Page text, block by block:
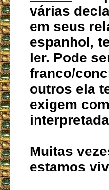
várias
em seus
espanhol,
ler. Pode
franco/
outros ela
exigem
Muitas
estamos